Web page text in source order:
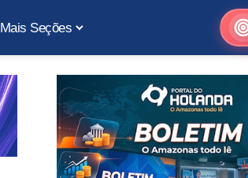
Mais Seções